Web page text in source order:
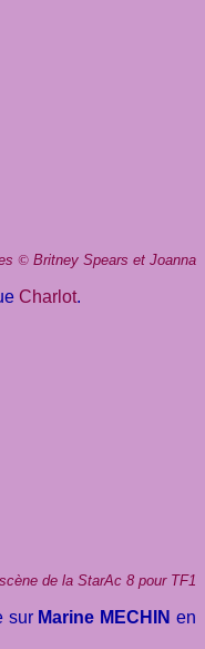
© Britney Spears et Joanna
Charlot.
de la StarAc 8 pour TF1
sur Marine MECHIN en